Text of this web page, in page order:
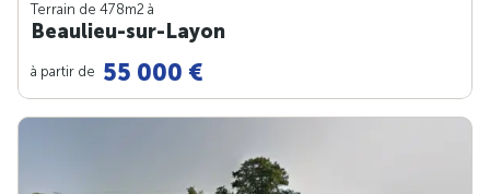
Terrain de 478m2 à
Beaulieu-sur-Layon
à partir de 55 000 €